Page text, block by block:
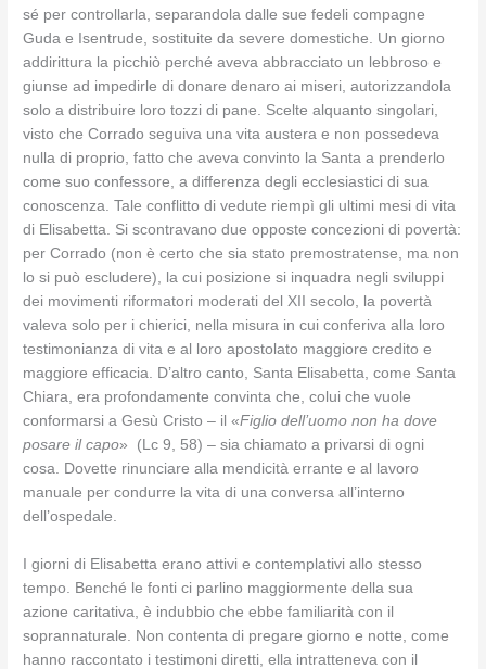
sé per controllarla, separandola dalle sue fedeli compagne
Guda e Isentrude, sostituite da severe domestiche. Un giorno
addirittura la picchiò perché aveva abbracciato un lebbroso e
giunse ad impedirle di donare denaro ai miseri, autorizzandola
solo a distribuire loro tozzi di pane. Scelte alquanto singolari,
visto che Corrado seguiva una vita austera e non possedeva
nulla di proprio, fatto che aveva convinto la Santa a prenderlo
come suo confessore, a differenza degli ecclesiastici di sua
conoscenza. Tale conflitto di vedute riempì gli ultimi mesi di vita
di Elisabetta. Si scontravano due opposte concezioni di povertà:
per Corrado (non è certo che sia stato premostratense, ma non
lo si può escludere), la cui posizione si inquadra negli sviluppi
dei movimenti riformatori moderati del XII secolo, la povertà
valeva solo per i chierici, nella misura in cui conferiva alla loro
testimonianza di vita e al loro apostolato maggiore credito e
maggiore efficacia. D’altro canto, Santa Elisabetta, come Santa
Chiara, era profondamente convinta che, colui che vuole
conformarsi a Gesù Cristo – il «Figlio dell’uomo non ha dove
posare il capo» (Lc 9, 58) – sia chiamato a privarsi di ogni
cosa. Dovette rinunciare alla mendicità errante e al lavoro
manuale per condurre la vita di una conversa all’interno
dell’ospedale.
I giorni di Elisabetta erano attivi e contemplativi allo stesso
tempo. Benché le fonti ci parlino maggiormente della sua
azione caritativa, è indubbio che ebbe familiarità con il
soprannaturale. Non contenta di pregare giorno e notte, come
hanno raccontato i testimoni diretti, ella intratteneva con il